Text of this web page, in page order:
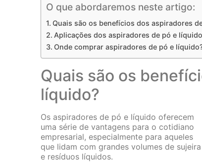
O que abordaremos neste artigo:
Quais são os benefícios dos aspiradores
Aplicações dos aspiradores de pó e líquido
Onde comprar aspiradores de pó e
Quais são os
líquido?
Os aspiradores de pó e líquido oferecem
uma série de vantagens para o cotidiano
empresarial, especialmente para aqueles
que lidam com grandes volumes de sujeira
e resíduos líquidos.